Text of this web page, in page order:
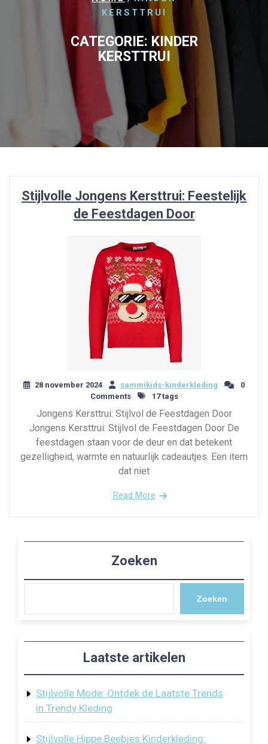
KERSTTRUI
CATEGORIE: KINDER
KERSTTRUI
Stijlvolle Jongens Kersttrui: Feestelijk
de Feestdagen Door
28 november 2024 sammikids-kinderkleding
0
Comments
17 tags
Jongens Kersttrui: Stijlvol de Feestdagen Door
Jongens Kersttrui: Stijlvol de Feestdagen Door De
feestdagen staan voor de deur en dat betekent
gezelligheid, warmte en natuurlijk cadeautjes. Een item
dat niet
Read More
Zoeken
Zoeken
Laatste artikelen
Stijlvolle Mode: Ontdek de Laatste Trends
in Trendy Kleding
Stijlvolle Hippe Beebjes Kinderkleding: